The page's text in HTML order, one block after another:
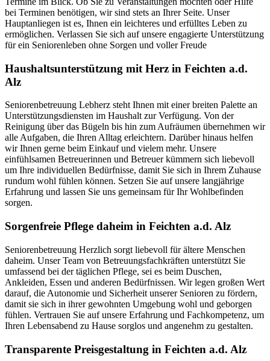
bei Terminen benötigen, wir sind stets an Ihrer Seite. Unser
Hauptanliegen ist es, Ihnen ein leichteres und erfülltes Leben zu
ermöglichen. Verlassen Sie sich auf unsere engagierte Unterstützung
für ein Seniorenleben ohne Sorgen und voller Freude
Haushalts­unterstützung mit Herz in Feichten a.d.
Alz
Seniorenbetreuung Lebherz steht Ihnen mit einer breiten Palette an
Unterstützungsdiensten im Haushalt zur Verfügung. Von der
Reinigung über das Bügeln bis hin zum Aufräumen übernehmen wir
alle Aufgaben, die Ihren Alltag erleichtern. Darüber hinaus helfen
wir Ihnen gerne beim Einkauf und vielem mehr. Unsere
einfühlsamen Betreuerinnen und Betreuer kümmern sich liebevoll
um Ihre individuellen Bedürfnisse, damit Sie sich in Ihrem Zuhause
rundum wohl fühlen können. Setzen Sie auf unsere langjährige
Erfahrung und lassen Sie uns gemeinsam für Ihr Wohlbefinden
sorgen.
Sorgenfreie Pflege daheim in Feichten a.d. Alz
Seniorenbetreuung Herzlich sorgt liebevoll für ältere Menschen
daheim. Unser Team von Betreuungsfachkräften unterstützt Sie
umfassend bei der täglichen Pflege, sei es beim Duschen,
Ankleiden, Essen und anderen Bedürfnissen. Wir legen großen Wert
darauf, die Autonomie und Sicherheit unserer Senioren zu fördern,
damit sie sich in ihrer gewohnten Umgebung wohl und geborgen
fühlen. Vertrauen Sie auf unsere Erfahrung und Fachkompetenz, um
Ihren Lebensabend zu Hause sorglos und angenehm zu gestalten.
Transparente Preisgestaltung in Feichten a.d. Alz